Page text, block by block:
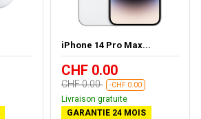
iPhone 14 Pro Max...
CHF 0.00
CHF 0.00 -CHF 0.00
Livraison gratuite
GARANTIE 24 MOIS